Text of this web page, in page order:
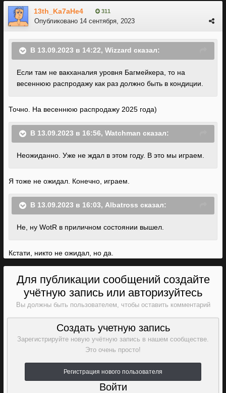
13th_Ka7aHe4 311
Опубликовано 14 сентября, 2023
В 13.09.2023 в 14:22, Wizzard сказал:
Если там не вакханалия уровня Багмейкера, то на
весеннюю распродажу как раз должно быть в кондиции.
Точно. На весеннюю распродажу 2025 года)
В 13.09.2023 в 16:56, Watchman сказал:
Неожиданно. Уже не ждал в этом году. В это мы играем.
Я тоже не ожидал. Конечно, играем.
В 13.09.2023 в 16:03, Albatross сказал:
Не, ну WotR в приличном состоянии вышел.
Кстати, никто не ожидал, но да.
Для публикации сообщений создайте
учётную запись или авторизуйтесь
Вы должны быть пользователем, чтобы оставить комментарий
Создать учетную запись
Зарегистрируйте новую учётную запись в нашем сообществе.
Это очень просто!
Регистрация нового пользователя
Войти